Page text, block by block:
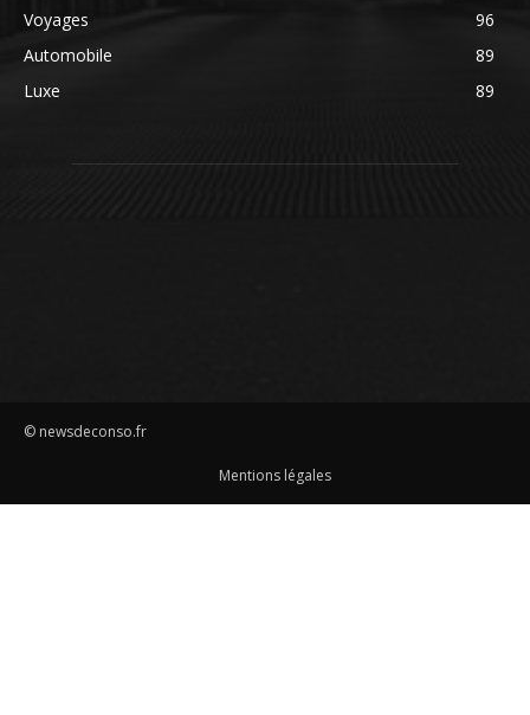
Voyages
96
Automobile
89
Luxe
89
© newsdeconso.fr
Mentions légales